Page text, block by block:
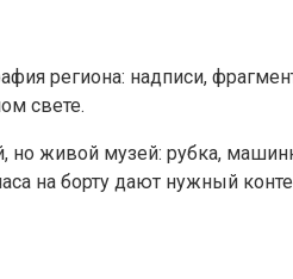
региона: надписи,
свете.
но живой музей: рубка,
на борту дают нужный